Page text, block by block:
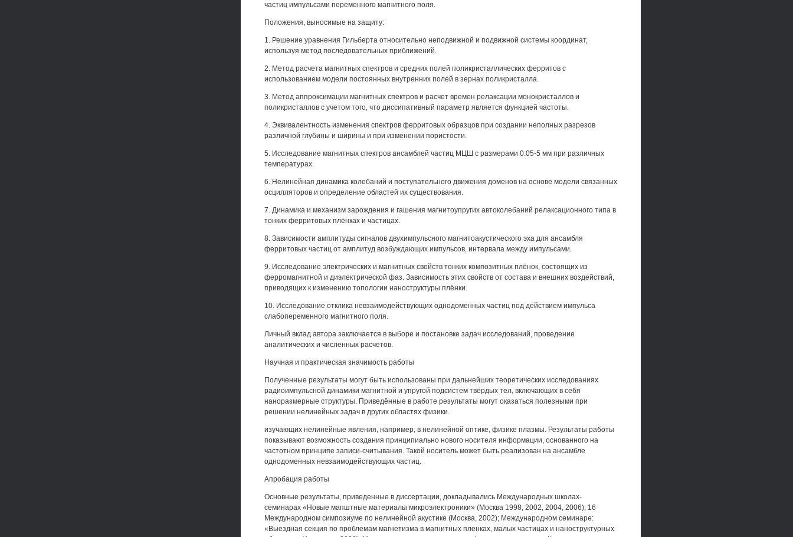
частиц импульсами переменного магнитного поля.
Положения, выносимые на защиту:
1. Решение уравнения Гильберта относительно неподвижной и подвижной системы координат,
используя метод последовательных приближений.
2. Метод расчета магнитных спектров и средних полей поликристаллических ферритов с
использованием модели постоянных внутренних полей в зернах поликристалла.
3. Метод аппроксимации магнитных спектров и расчет времен релаксации монокристаллов и
поликристаллов с учетом того, что диссипативный параметр является функцией частоты.
4. Эквивалентность изменения спектров ферритовых образцов при создании неполных разрезов
различной глубины и ширины и при изменении пористости.
5. Исследование магнитных спектров ансамблей частиц МЦШ с размерами 0.05-5 мм при различных
температурах.
6. Нелинейная динамика колебаний и поступательного движения доменов на основе модели связанных
осцилляторов и определение областей их существования.
7. Динамика и механизм зарождения и гашения магнитоупругих автоколебаний релаксационного типа в
тонких ферритовых плёнках и частицах.
8. Зависимости амплитуды сигналов двухимпульсного магнитоакустического эха для ансамбля
ферритовых частиц от амплитуд возбуждающих импульсов, интервала между импульсами.
9. Исследование электрических и магнитных свойств тонких композитных плёнок, состоящих из
ферромагнитной и диэлектрической фаз. Зависимость этих свойств от состава и внешних воздействий,
приводящих к изменению топологии наноструктуры плёнки.
10. Исследование отклика невзаимодействующих однодоменных частиц под действием импульса
слабопеременного магнитного поля.
Личный вклад автора заключается в выборе и постановке задач исследований, проведение
аналитических и численных расчетов.
Научная и практическая значимость работы
Полученные результаты могут быть использованы при дальнейших теоретических исследованиях
радиоимпульсной динамики магнитной и упругой подсистем твёрдых тел, включающих в себя
наноразмерные структуры. Приведённые в работе результаты могут оказаться полезными при
решении нелинейных задач в других областях физики.
изучающих нелинейные явления, например, в нелинейной оптике, физике плазмы. Результаты работы
показывают возможность создания принципиально нового носителя информации, основанного на
частотном принципе записи-считывания. Такой носитель может быть реализован на ансамбле
однодоменных невзаимодействующих частиц.
Апробация работы
Основные результаты, приведенные в диссертации, докладывались Международных школах-
семинарах «Новые мапштные материалы микроэлектроники» (Москва 1998, 2002, 2004, 2006); 16
Международном симпозиуме по нелинейной акустике (Москва, 2002); Международном семинаре:
«Выездная секция по проблемам магнетизма в магнитных пленках, малых частицах и наноструктурных